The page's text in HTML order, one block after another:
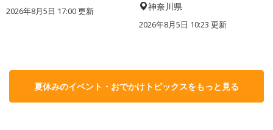
2026年8月5日 17:00更新 神奈川県
2026年8月5日 10:23 更新
夏休みのイベント・おでかけトピックスをもっと見る